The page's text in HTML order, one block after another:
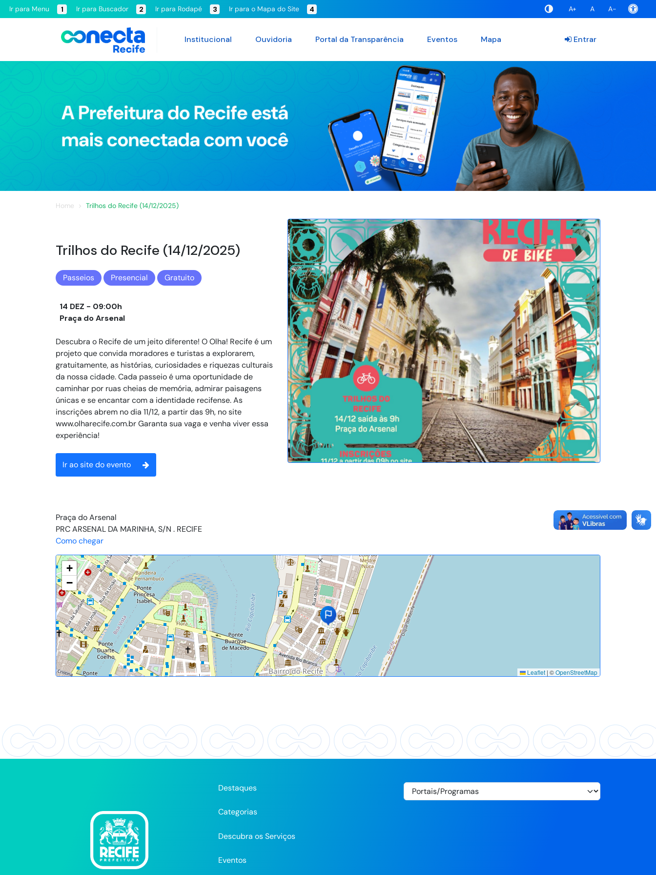
Ir para Menu 1 Ir para Buscador 2 Ir para Rodapé 3 Ir para o Mapa do Site 4 A+ A A-
Institucional Ouvidoria Portal da Transparência Eventos Mapa Entrar
Home Trilhos do Recife (14/12/2025)
Trilhos do Recife (14/12/2025)
Passeios Presencial Gratuito
14 DEZ - 09:00h
Praça do Arsenal
Descubra o Recife de um jeito diferente! O Olha! Recife é um
projeto que convida moradores e turistas a explorarem,
gratuitamente, as histórias, curiosidades e riquezas culturais
da nossa cidade. Cada passeio é uma oportunidade de
caminhar por ruas cheias de memória, admirar paisagens
únicas e se encantar com a identidade recifense. As
inscrições abrem no dia 11/12, a partir das 9h, no site
www.olharecife.com.br Garanta sua vaga e venha viver essa
experiência!
Ir ao site do evento
Praça do Arsenal
PRC ARSENAL DA MARINHA, S/N . RECIFE
Como chegar
+
−
Leaflet | ©OpenStreetMap
Destaques
Categorias
Descubra os Serviços
Eventos